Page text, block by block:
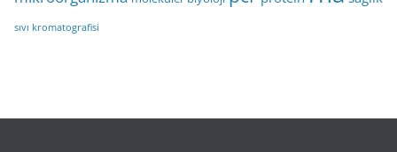
sıvı kromatografisi